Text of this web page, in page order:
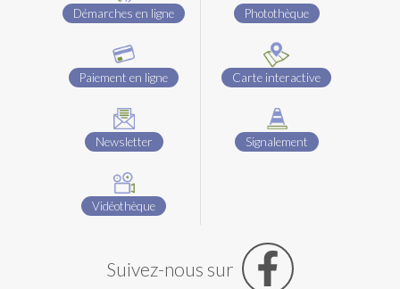
Démarches en ligne
Paiement en ligne
Newsletter
Vidéothèque
Photothèque
Carte interactive
Signalement
Suivez-nous sur